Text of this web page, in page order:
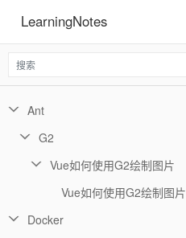
LearningNotes
Ant
G2
Vue如何使用G2绘制图片
Vue如何使用G2绘制图片
Docker